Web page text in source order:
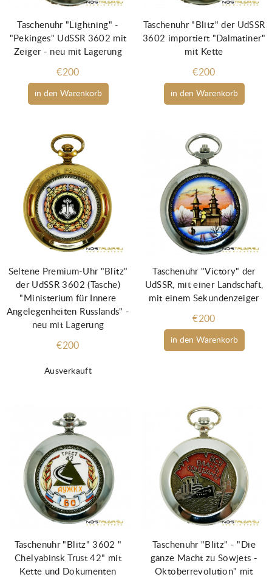
in den Warenkorb
Taschenuhr "Lightning" -
"Pekinges" UdSSR 3602 mit
Zeiger - neu mit Lagerung
€200
in den Warenkorb
Taschenuhr "Blitz" der UdSSR
3602 importiert "Dalmatiner"
mit Kette
€200
Ausverkauft
Seltene Premium-Uhr "Blitz"
der UdSSR 3602 (Tasche)
"Ministerium für Innere
Angelegenheiten Russlands" -
neu mit Lagerung
€200
in den Warenkorb
Taschenuhr "Victory" der
UdSSR, mit einer Landschaft,
mit einem Sekundenzeiger
€200
Taschenuhr "Blitz" 3602 "
Chelyabinsk Trust 42" mit
Kette und Dokumenten
Taschenuhr "Blitz" - "Die
ganze Macht zu Sowjets -
Oktoberrevolution" mit